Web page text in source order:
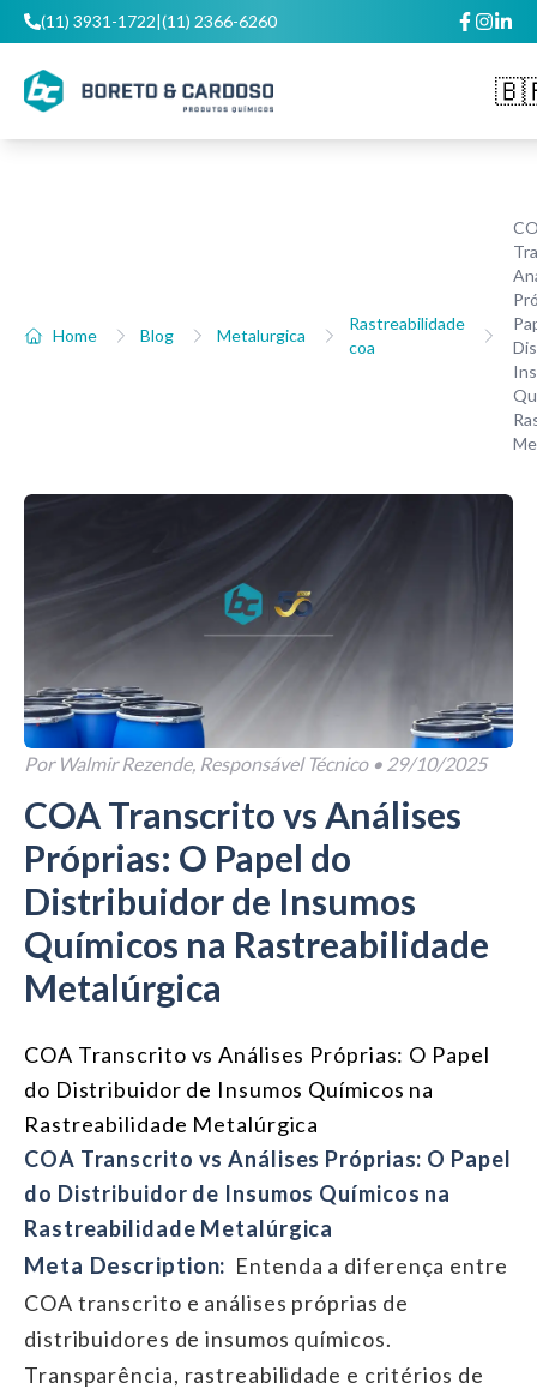
(11) 3931-1722|(11) 2366-6260
Home Blog Metalurgica
Rastreabilidade
coa
Por Walmir Rezende, Responsável Técnico • 29/10/2025
COA Transcrito vs Análises
Próprias: O Papel do
Distribuidor de Insumos
Químicos na Rastreabilidade
Metalúrgica
COA Transcrito vs Análises Próprias: O Papel
do Distribuidor de Insumos Químicos na
Rastreabilidade Metalúrgica
COA Transcrito vs Análises Próprias: O Papel
do Distribuidor de Insumos Químicos na
Rastreabilidade Metalúrgica
Meta Description: Entenda a diferença entre
COA transcrito e análises próprias de
distribuidores de insumos químicos.
Transparência, rastreabilidade e critérios de